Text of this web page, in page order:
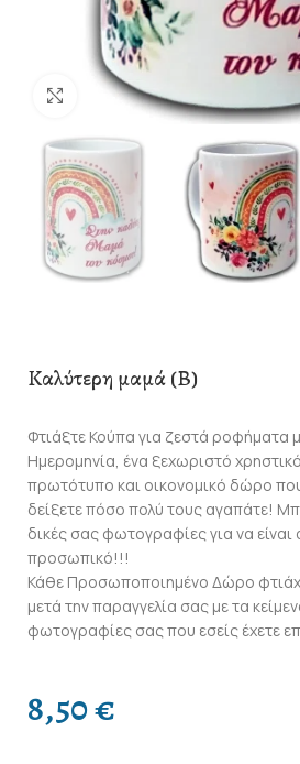
Click to enlarge
Καλύτερη μαμά (Β)
Φτιάξτε Κούπα για ζεστά ροφήματα
Ημερομηνία, ένα ξεχωριστό
πρωτότυπο και οικονομικό δώρο
δείξετε πόσο πολύ τους αγαπάτε!
δικές σας φωτογραφίες για να είναι
προσωπικό!!!
Κάθε Προσωποποιημένο Δώρο
μετά την παραγγελία σας με τα
φωτογραφίες σας που εσείς έχετε
8,50€